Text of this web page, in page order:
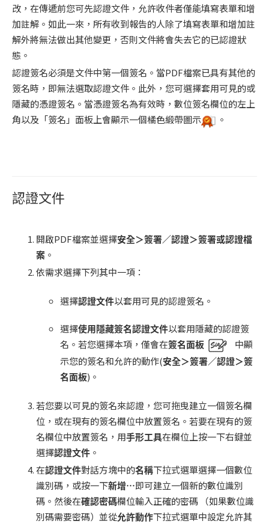
改，在傳遞前您可先認證文件，允許收件者僅能填寫表單和增
加註解。如此一來，所有收到報告的人除了填寫表單和增加註
解外將無法做出其他變更，否則文件將會失去它的已認證狀
態。
認證簽名必須是文件中第一個簽名。當PDF檔案已具有其他的
簽名時，即無法選取認證文件。此外，您可選擇套用可見的或
隱藏的憑證簽名。當憑證簽名為有效時，數位簽名欄位的左上
角以及「簽名」面板上會顯示一個橘色緞帶圖示
。
認證文件
開啟PDF檔案並選擇安全＞簽署／認證＞簽署或認證檔
案 。
依需求選擇下列其中一項：
選擇認證文件以套用可見的認證簽名。
選擇使用隱藏簽名認證文件以套用隱藏的認證簽
名。若您選擇本項，僅會在簽名面板
中顯
示您的簽名和允許的動作(安全＞簽署／認證＞簽
名面板)。
若您要以可見的簽名來認證，您可拖曳建立一個簽名欄
位，或在現有的簽名欄位中放置簽名。若要在現有的簽
名欄位中放置簽名，用手形工具在欄位上按一下右鍵並
選擇認證文件 。
在認證文件對話方塊中的名稱下拉式選單選擇一個數位
識別碼，或按一下新增…即可建立一個新的數位識別
碼。然後在確認密碼欄位輸入正確的密碼 （如果數位識
別碼需要密碼）並從允許動作下拉式選單中設定允許其